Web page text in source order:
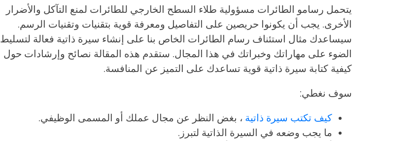
يتحمل رسامو الطائرات مسؤولية طلاء السطح الخارجي للطائرات لمنع التآكل والأضرار
الأخرى. يجب أن يكونوا حريصين على التفاصيل ومعرفة قوية بتقنيات وتقنيات الرسم.
سيساعدك مثال استئناف رسام الطائرات الخاص بنا على إنشاء سيرة ذاتية فعالة لتسليط
الضوء على مهاراتك وخبراتك في هذا المجال. ستقدم هذه المقالة نصائح وإرشادات حول
كيفية كتابة سيرة ذاتية قوية تساعدك على التميز عن المنافسة.
سوف نغطي:
كيف تكتب سيرة ذاتية ، بغض النظر عن مجال عملك أو المسمى الوظيفي.
ما يجب وضعه في السيرة الذاتية لتبرز.